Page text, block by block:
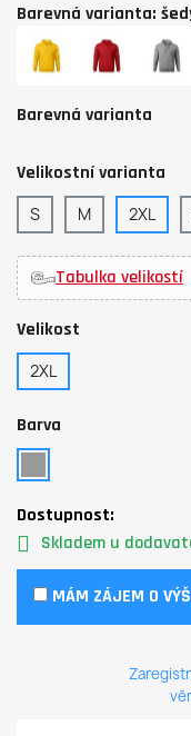
Barevná varianta:
žlutá červená tmavě
šedý
Barevná varianta
Velikostní varianta
S M 2XL
Tabulka velikostí
Velikost
2XL
Barva
Dostupnost:
Skladem u
MÁM ZÁJEM O